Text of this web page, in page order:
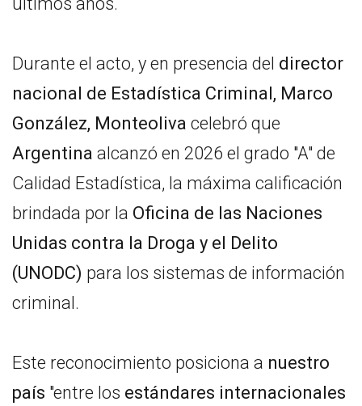
Durante el acto, y en presencia del director
nacional de Estadística Criminal, Marco
González, Monteoliva celebró que
Argentina alcanzó en 2026 el grado "A" de
Calidad Estadística, la máxima calificación
brindada por la Oficina de las Naciones
Unidas contra la Droga y el Delito
(UNODC) para los sistemas de información
criminal.
Este reconocimiento posiciona a nuestro
país "entre los estándares internacionales